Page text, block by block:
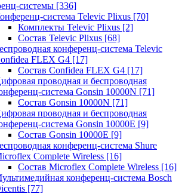
системы [336]
система Televic Plixus [70]
Комплекты Televic Plixus [2]
Состав Televic Plixus [68]
конференц-система Televic
FLEX G4 [17]
Состав Confidea FLEX G4 [17]
проводная и беспроводная
система Gonsin 10000N [71]
Состав Gonsin 10000N [71]
проводная и беспроводная
система Gonsin 10000E [9]
Состав Gonsin 10000E [9]
конференц-система Shure
Complete Wireless [16]
Состав Microflex Complete Wireless [16]
конференц-система Bosch
[77]